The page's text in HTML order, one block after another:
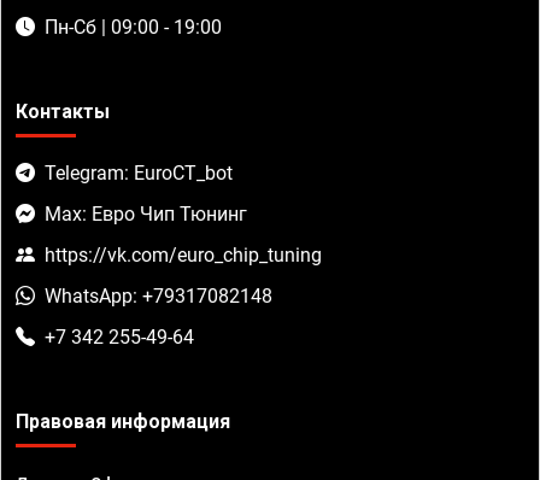
Пн-Сб | 09:00 - 19:00
Контакты
Telegram: EuroCT_bot
Max: Евро Чип Тюнинг
https://vk.com/euro_chip_tuning
WhatsApp: +79317082148
+7 342 255-49-64
Правовая информация